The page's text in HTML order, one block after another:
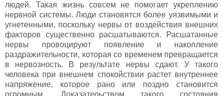
людей. Такая жизнь совсем не помогает укреплению
нервной системы. Люди становятся более уязвимыми и
угнетенными, поскольку нервы от воздействия внешних
факторов существенно расшатываются. Расшатанные
нервы провоцируют появление и накопление
раздражительности, которая со временем превращается
в нервозность. В результате нервы сдают. У такого
человека при внешнем спокойствии растет внутреннее
напряжение, которое рано или поздно становится